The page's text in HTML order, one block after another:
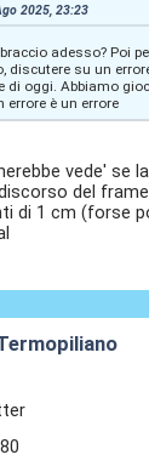
2025, 23:23
adesso? Poi
discutere su un
di oggi. Abbiamo
errore è un errore
vede' se
del
di 1 cm (forse